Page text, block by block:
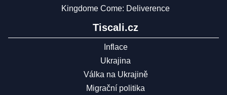
Kingdome Come: Deliverence
Tiscali.cz
Inflace
Ukrajina
Válka na Ukrajině
Migrační politika